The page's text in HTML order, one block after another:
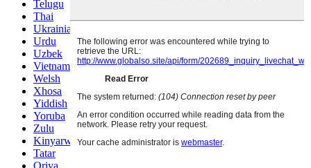
Telugu
Thai
Ukrainian
Urdu
Uzbek
Vietnamese
Welsh
Xhosa
Yiddish
Yoruba
Zulu
Kinyarwanda
Tatar
Oriya